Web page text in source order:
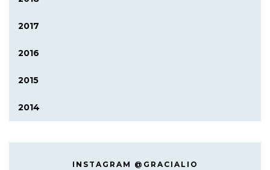
2017
2016
2015
2014
INSTAGRAM @GRACIALIO